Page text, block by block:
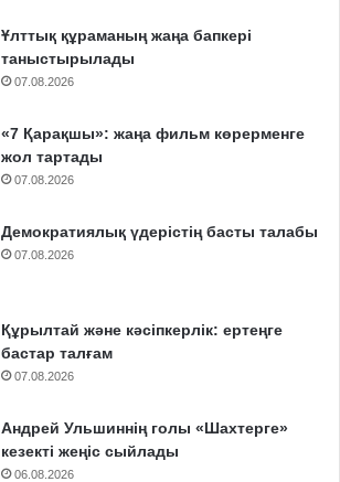
Ұлттық құраманың жаңа бапкері
таныстырылады
07.08.2026
«7 Қарақшы»: жаңа фильм көрерменге
жол тартады
07.08.2026
Демократиялық үдерістің басты талабы
07.08.2026
Құрылтай және кәсіпкерлік: ертеңге
бастар талғам
07.08.2026
Андрей Ульшиннің голы «Шахтерге»
кезекті жеңіс сыйлады
06.08.2026